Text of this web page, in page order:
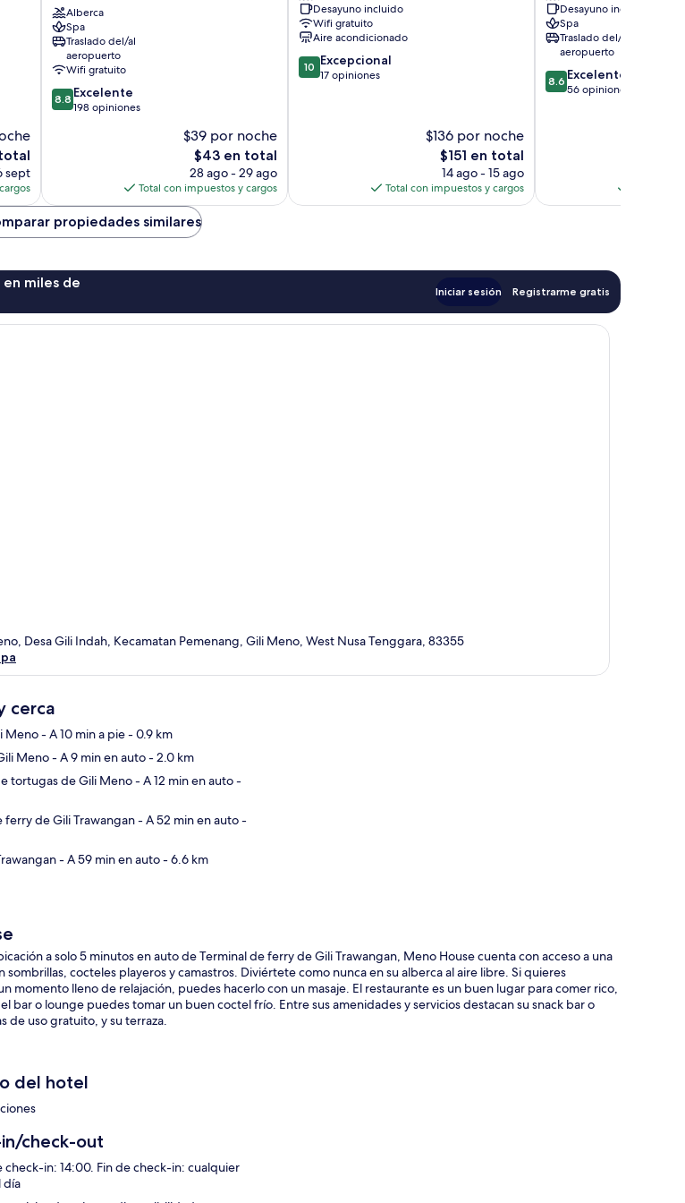
sept
-
Adults
Only
Gili
Meno
Alberca
Spa
Traslado del/al
aeropuerto
Wifi gratuito
8.8
de
8.8 Excelente
198 opiniones
$39 por noche
El
precio
actual
es
de
$43
$43 en total
28 ago - 29 ago
Total con impuestos y cargos
Adults
Only
Gili
Meno
Desayuno incluido
Wifi gratuito
Aire acondicionado
10.0
de
10 Excepcional
17 opiniones
$136 por noche
El
precio
actual
es
$151 en total
14 ago - 15 ago
Total con impuestos y cargos
Gili
Meno
Desayuno incluido
Spa
Traslado del/al
aeropuerto
8.6
de
8.6 Excelente
56 opiniones
propiedades similares
miles de
Iniciar sesión Registrarme gratis
Desa Gili Indah, Kecamatan Pemenang, Gili Meno, West Nusa Tenggara, 83355
cerca
Meno- A 10 min a pie- 0.9 km
Meno- A 9 min en auto- 2.0 km
tortugas de Gili Meno- A 12 min en auto-
ferry de Gili Trawangan- A 52 min en auto-
- A 59 min en auto- 6.6 km
a solo 5 minutos en auto de Terminal de ferry de Gili Trawangan, Meno House cuenta con acceso a una
sombrillas, cocteles playeros y camastros. Diviértete como nunca en su alberca al aire libre. Si quieres
momento lleno de relajación, puedes hacerlo con un masaje. El restaurante es un buen lugar para comer rico,
bar o lounge puedes tomar un buen coctel frío. Entre sus amenidades y servicios destacan su snack bar o
de uso gratuito, y su terraza.
del hotel
check-out
check-in: 14:00. Fin de check-in: cualquier
día